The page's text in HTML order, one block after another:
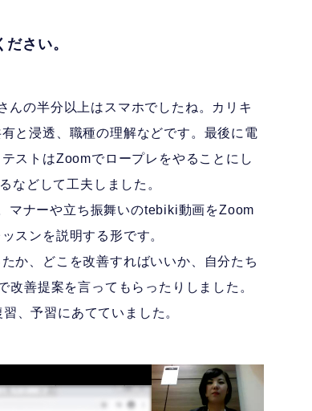
さい。
んの半分以上はスマホでしたね。カリキ
と浸透、職種の理解などです。最後に電
ストはZoomでロープレをやることにし
などして工夫しました。
マナーや立ち振舞いのtebiki動画をZoom
スンを説明する形です。
か、どこを改善すればいいか、自分たち
善提案を言ってもらったりしました。
、予習にあてていました。